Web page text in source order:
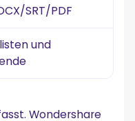
SRT/PDF
und
Wondershare